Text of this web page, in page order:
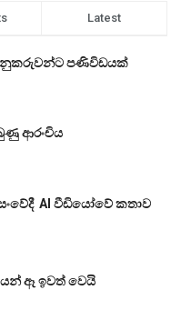
Latest
පණිවිඩයක්
ආරංචිය
AI වීඩියෝවේ කතාව
ඈ ඉවත් වෙයි